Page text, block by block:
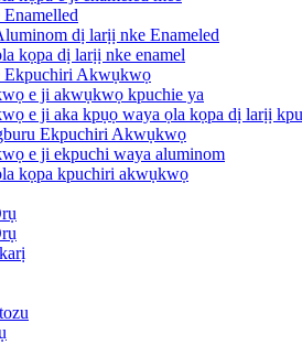
dị larịị nke Enameled
kọpa dị larịị nke enamel
Ekpuchiri Akwụkwọ
e ji akwụkwọ kpuchie ya
e ji aka kpụọ waya ọla kọpa dị larịị
Ekpuchiri Akwụkwọ
e ji ekpuchi waya aluminom
kọpa kpuchiri akwụkwọ